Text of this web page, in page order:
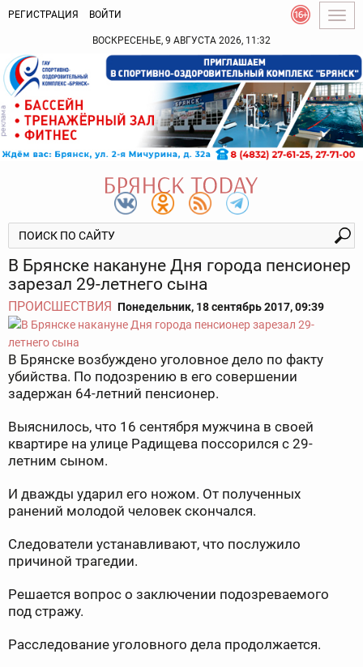
РЕГИСТРАЦИЯ ВОЙТИ
ВОСКРЕСЕНЬЕ, 9 АВГУСТА 2026, 11:32
В Брянске накануне Дня города пенсионер
зарезал 29-летнего сына
ПРОИСШЕСТВИЯ Понедельник, 18 сентябрь 2017, 09:39
В Брянске возбуждено уголовное дело по факту
убийства. По подозрению в его совершении
задержан 64-летний пенсионер.
Выяснилось, что 16 сентября мужчина в своей
квартире на улице Радищева поссорился с 29-
летним сыном.
И дважды ударил его ножом. От полученных
ранений молодой человек скончался.
Следователи устанавливают, что послужило
причиной трагедии.
Решается вопрос о заключении подозреваемого
под стражу.
Расследование уголовного дела продолжается.